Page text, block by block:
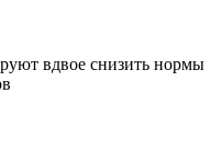
вдвое снизить нормы